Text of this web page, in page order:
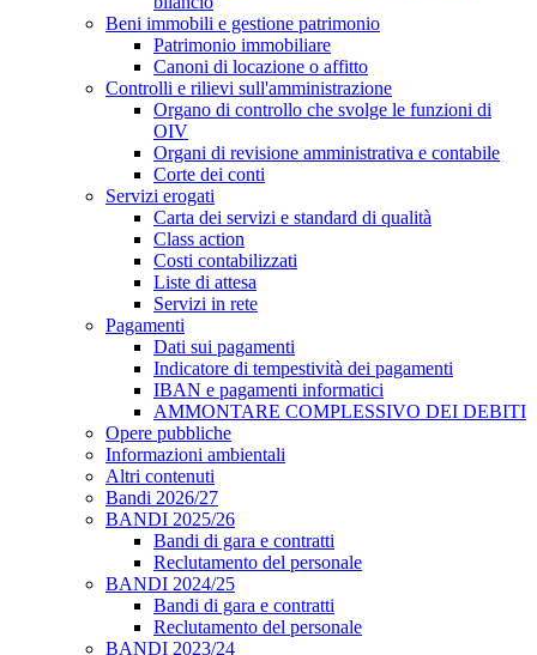
Beni immobili e gestione patrimonio
Patrimonio immobiliare
Canoni di locazione o affitto
Controlli e rilievi sull'amministrazione
Organo di controllo che svolge le funzioni di
OIV
Organi di revisione amministrativa e contabile
Corte dei conti
Servizi erogati
Carta dei servizi e standard di qualità
Class action
Costi contabilizzati
Liste di attesa
Servizi in rete
Pagamenti
Dati sui pagamenti
Indicatore di tempestività dei pagamenti
IBAN e pagamenti informatici
AMMONTARE COMPLESSIVO DEI DEBITI
Opere pubbliche
Informazioni ambientali
Altri contenuti
Bandi 2026/27
BANDI 2025/26
Bandi di gara e contratti
Reclutamento del personale
BANDI 2024/25
Bandi di gara e contratti
Reclutamento del personale
BANDI 2023/24